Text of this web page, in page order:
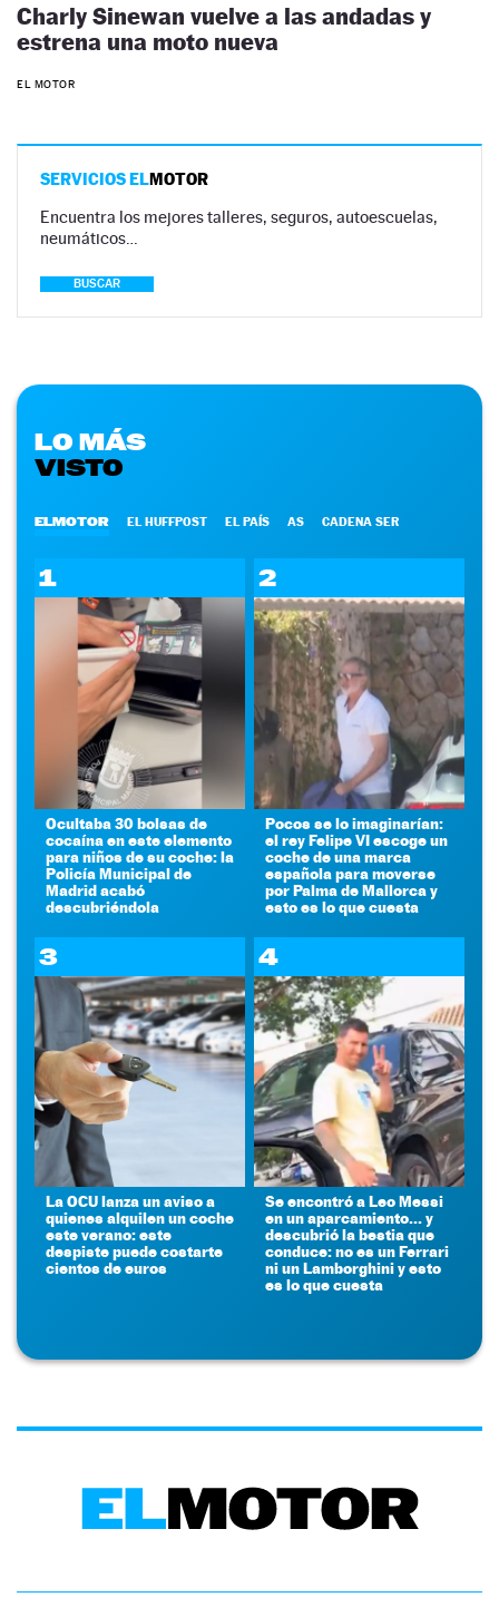
Charly Sinewan vuelve a las andadas y
estrena una moto nueva
EL MOTOR
SERVICIOS ELMOTOR
Encuentra los mejores talleres, seguros, autoescuelas,
neumáticos…
BUSCAR
LO MÁS
VISTO
ELMOTOR EL HUFFPOST EL PAÍS AS CADENA SER
1
Ocultaba 30 bolsas de
cocaína en este elemento
para niños de su coche: la
Policía Municipal de
Madrid acabó
descubriéndola
2
Pocos se lo imaginarían:
el rey Felipe VI escoge un
coche de una marca
española para moverse
por Palma de Mallorca y
esto es lo que cuesta
3
La OCU lanza un aviso a
quienes alquilen un coche
este verano: este
despiste puede costarte
cientos de euros
4
Se encontró a Leo Messi
en un aparcamiento... y
descubrió la bestia que
conduce: no es un Ferrari
ni un Lamborghini y esto
es lo que cuesta